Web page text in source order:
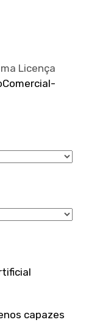
Licença
capazes